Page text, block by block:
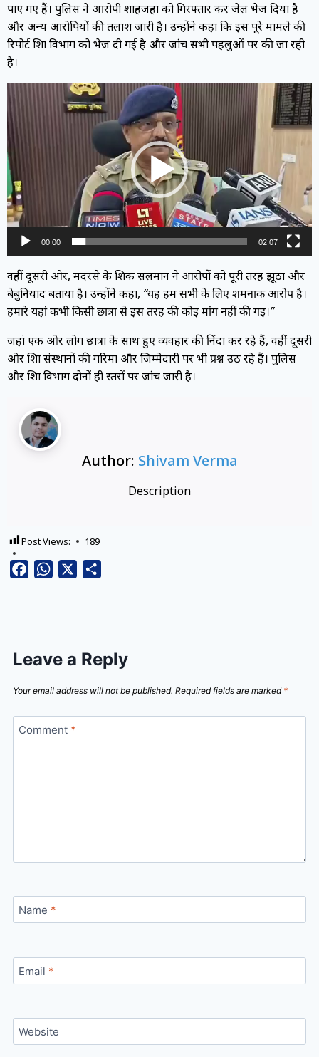
पाए गए हैं। पुलिस ने आरोपी शाहजहां को गिरफ्तार कर जेल भेज दिया है
और अन्य आरोपियों की तलाश जारी है। उन्होंने कहा कि इस पूरे मामले की
रिपोर्ट शिक्षा विभाग को भेज दी गई है और जांच सभी पहलुओं पर की जा रही
है।
Video
Player
00:00 02:07
वहीं दूसरी ओर, मदरसे के शिक्षक सलमान ने आरोपों को पूरी तरह झूठा और
बेबुनियाद बताया है। उन्होंने कहा, “यह हम सभी के लिए शर्मनाक आरोप है।
हमारे यहां कभी किसी छात्रा से इस तरह की कोई मांग नहीं की गई।”
जहां एक ओर लोग छात्रा के साथ हुए व्यवहार की निंदा कर रहे हैं, वहीं दूसरी
ओर शिक्षा संस्थानों की गरिमा और जिम्मेदारी पर भी प्रश्न उठ रहे हैं। पुलिस
और शिक्षा विभाग दोनों ही स्तरों पर जांच जारी है।
Author: Shivam Verma
Description
Post Views: 189
FacebookWhatsApp
Leave a Reply
Your email address will not be published. Required fields are marked *
Comment *
Name *
Email *
Website